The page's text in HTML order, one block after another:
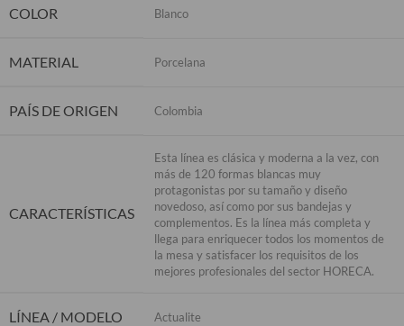
COLOR
Blanco
MATERIAL Porcelana
PAÍS DE ORIGEN Colombia
CARACTERÍSTICAS
Esta línea es clásica y moderna a la vez, con
más de 120 formas blancas muy
protagonistas por su tamaño y diseño
novedoso, así como por sus bandejas y
complementos. Es la línea más completa y
llega para enriquecer todos los momentos de
la mesa y satisfacer los requisitos de los
mejores profesionales del sector HORECA.
LÍNEA / MODELO Actualite